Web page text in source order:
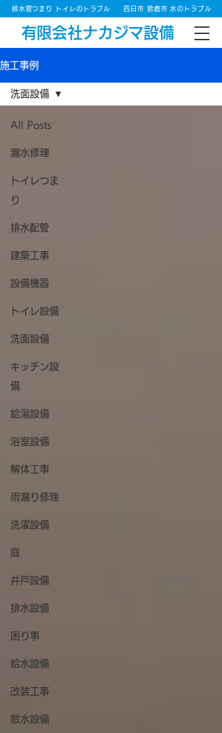
有限会社ナカジマ設備
排水管つまり トイレのトラブル 四日市 鈴鹿市 水のトラブル
施工事例
All Posts
漏水修理
トイレつま
り
排水配管
建築工事
設備機器
トイレ設備
洗面設備
キッチン設
備
給湯設備
浴室設備
解体工事
雨漏り修理
洗濯設備
庭
井戸設備
排水設備
困り事
給水設備
改装工事
散水設備
洗面設備